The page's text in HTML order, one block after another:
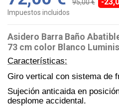
95,00 € -
Impuestos incluidos
Asidero Barra Baño
73 cm color Blanco
Características:
Giro vertical con sistema de
Sujeción anticaida en
desplome accidental.